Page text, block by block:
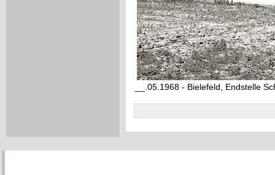
__.05.1968 - Bielefeld, Endstelle